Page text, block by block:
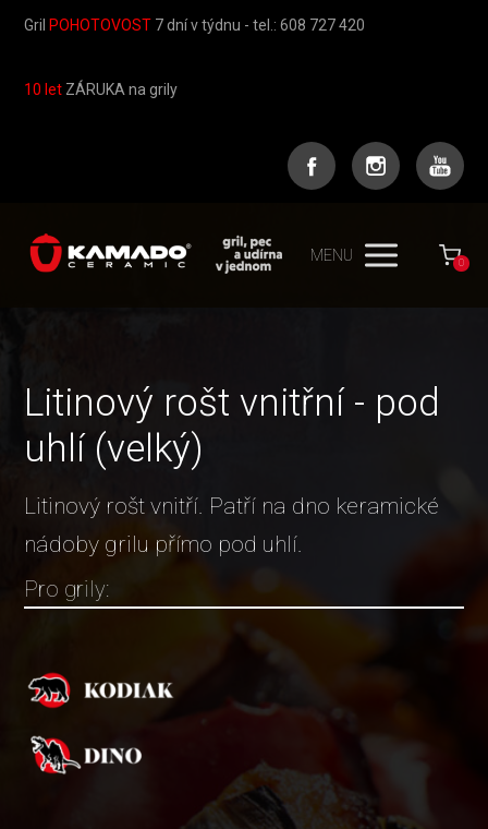
Gril POHOTOVOST 7 dní v týdnu - tel.: 608 727 420
10 let ZÁRUKA na grily
MENU 0
Litinový rošt vnitřní - pod
uhlí (velký)
Litinový rošt vnitří. Patří na dno keramické
nádoby grilu přímo pod uhlí.
Pro grily: